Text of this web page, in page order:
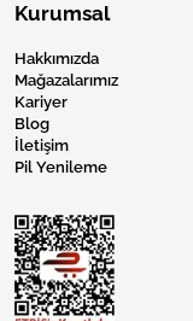
Kurumsal
Hakkımızda
Mağazalarımız
Kariyer
Blog
İletişim
Pil Yenileme